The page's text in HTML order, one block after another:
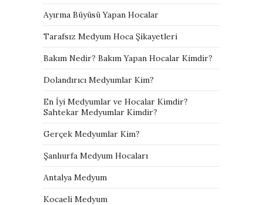
Ayırma Büyüsü Yapan Hocalar
Tarafsız Medyum Hoca Şikayetleri
Bakım Nedir? Bakım Yapan Hocalar Kimdir?
Dolandırıcı Medyumlar Kim?
En İyi Medyumlar ve Hocalar Kimdir?
Sahtekar Medyumlar Kimdir?
Gerçek Medyumlar Kim?
Şanlıurfa Medyum Hocaları
Antalya Medyum
Kocaeli Medyum